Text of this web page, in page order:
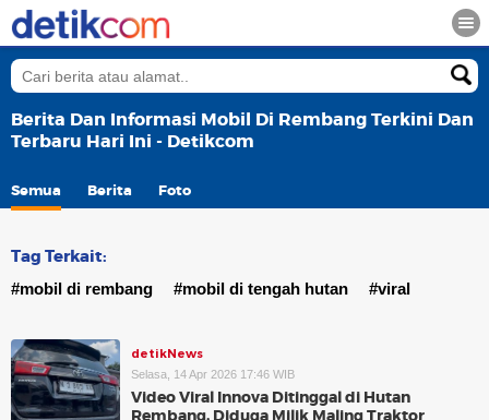
Berita Dan Informasi Mobil Di Rembang Terkini Dan
Terbaru Hari Ini - Detikcom
Semua Berita Foto
Tag Terkait:
#mobil di rembang #mobil di tengah hutan #viral
detikNews
Selasa, 14 Apr 2026 17:46 WIB
Video Viral Innova Ditinggal di Hutan
Rembang, Diduga Milik Maling Traktor